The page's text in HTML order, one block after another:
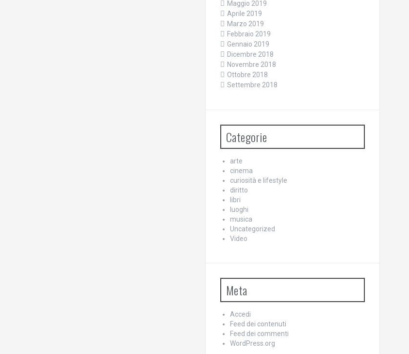
Maggio 2019
Aprile 2019
Marzo 2019
Febbraio 2019
Gennaio 2019
Dicembre 2018
Novembre 2018
Ottobre 2018
Settembre 2018
Categorie
arte
cinema
curiosità e lifestyle
diritto
libri
luoghi
musica
Uncategorized
Video
Meta
Accedi
Feed dei contenuti
Feed dei commenti
WordPress.org